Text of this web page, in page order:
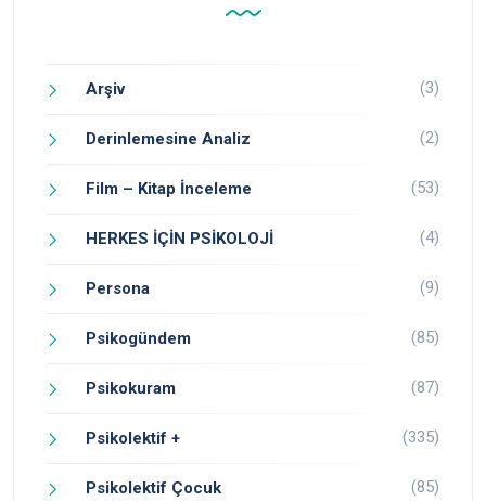
Arşiv (3)
Derinlemesine Analiz (2)
Film – Kitap İnceleme (53)
HERKES İÇİN PSİKOLOJİ (4)
Persona (9)
Psikogündem (85)
Psikokuram (87)
Psikolektif + (335)
Psikolektif Çocuk (85)